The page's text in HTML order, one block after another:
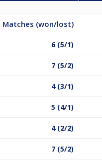
Matches (won/lost)
6 (5/1)
7 (5/2)
4 (3/1)
5 (4/1)
4 (2/2)
7 (5/2)